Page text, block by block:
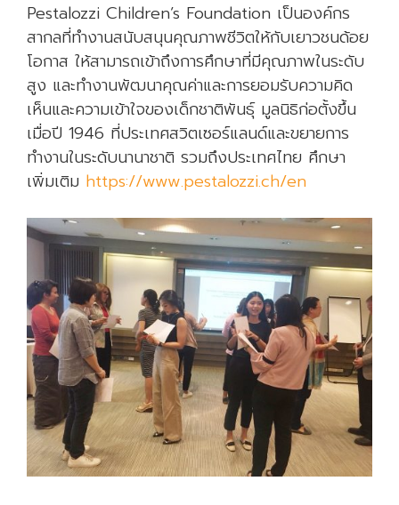
Pestalozzi Children’s Foundation เป็นองค์กร
สากลที่ทำงานสนับสนุนคุณภาพชีวิตให้กับเยาวชนด้อย
โอกาส ให้สามารถเข้าถึงการศึกษาที่มีคุณภาพในระดับ
สูง และทำงานพัฒนาคุณค่าและการยอมรับความคิด
เห็นและความเข้าใจของเด็กชาติพันธุ์ มูลนิธิก่อตั้งขึ้น
เมื่อปี 1946 ที่ประเทศสวิตเซอร์แลนด์และขยายการ
ทำงานในระดับนานาชาติ รวมถึงประเทศไทย ศึกษา
เพิ่มเติม https://www.pestalozzi.ch/en